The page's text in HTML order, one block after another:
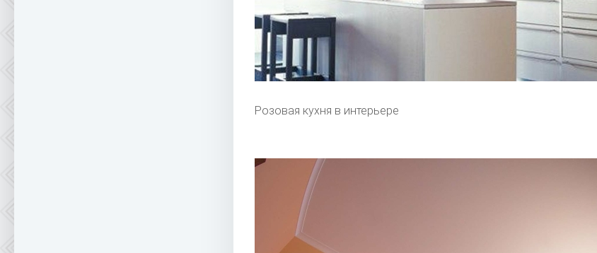
Розовая кухня в интерьере